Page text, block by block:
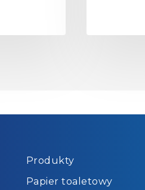
Produkty
Papier toaletowy